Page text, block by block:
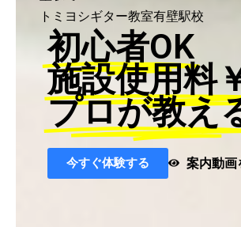
トミヨシギター教室有壁駅校
初心者OK
施設使用料
プロが教え
今すぐ体験する 案内動画